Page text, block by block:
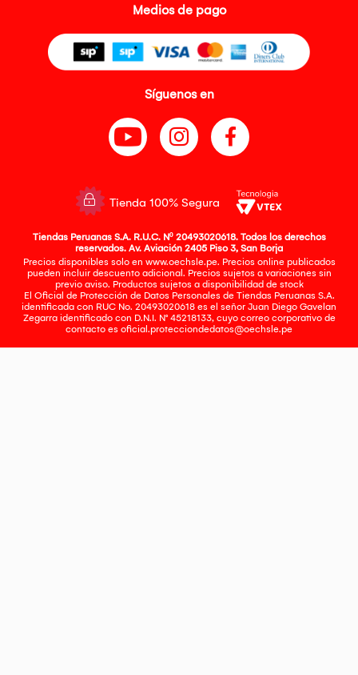
Medios de pago
Síguenos en
Tienda 100% Segura
Tiendas Peruanas S.A. R.U.C. Nº 20493020618. Todos los derechos
reservados. Av. Aviación 2405 Piso 3, San Borja
Precios disponibles solo en www.oechsle.pe. Precios online publicados
pueden incluir descuento adicional. Precios sujetos a variaciones sin
previo aviso. Productos sujetos a disponibilidad de stock
El Oficial de Protección de Datos Personales de Tiendas Peruanas S.A.
identificada con RUC No. 20493020618 es el señor Juan Diego Gavelan
Zegarra identificado con D.N.I. N° 45218133, cuyo correo corporativo de
contacto es oficial.protecciondedatos@oechsle.pe